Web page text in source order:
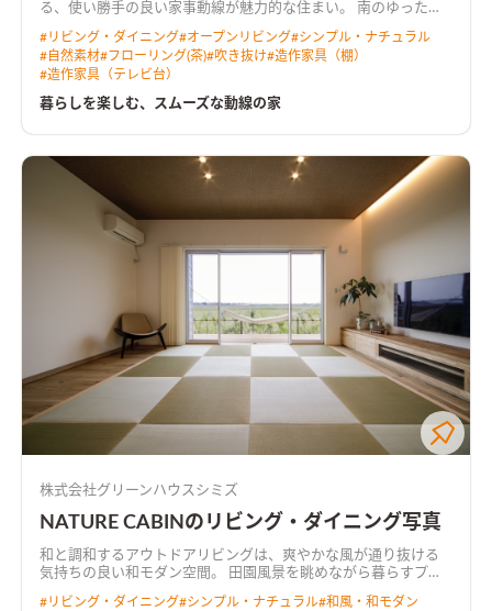
る、使い勝手の良い家事動線が魅力的な住まい。 南のゆったり
地よい空間。 奥行きのあるウッドデッキを介して庭へと暮らし
が広がります。 リビングに隣り合う和室はＬＤＫと一体で使え
る開放的なスペース。 無垢の床や羽目板の天井、空間にぴった
りと納めた木製の造作家具など、あたたかな木の質感が室内に寛
いだ雰囲気をつくっています。 ＨEAT20 Ｇ2以上の断熱性能を
#リビング・ダイニング#オープンリビング#シンプル・ナチュラル
#自然素材# フローリング(茶)#吹き抜け#造作家具（棚）
#造作家具（テレビ台）
暮らしを楽しむ、スムーズな動線の家
株式会社グリーンハウスシミズ
NATURE CABINのリビング・ダイニング写真
和と調和するアウトドアリビングは、爽やかな風が通り抜ける
気持ちの良い和モダン空間。 田園風景を眺めながら暮らすプラ
#リビング・ダイニング#シンプル・ナチュラル#和風・和モダン